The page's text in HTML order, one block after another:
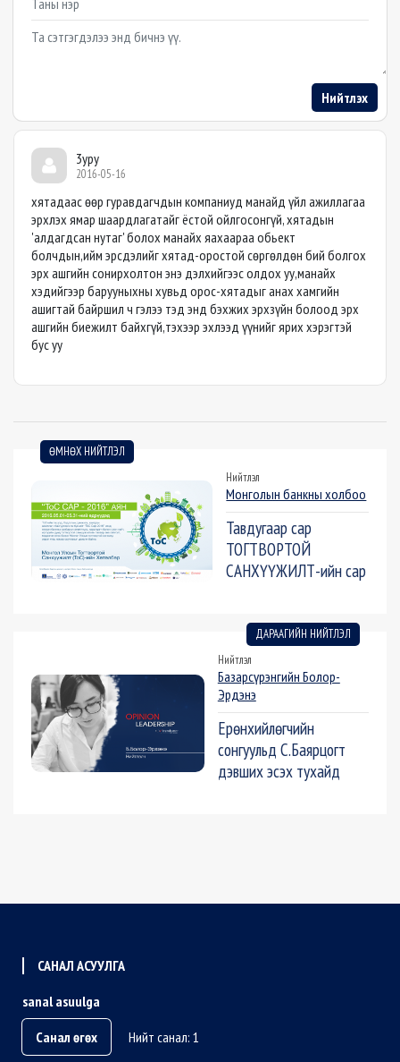
Example textarea
Нийтлэх
3ypy
2016-05-16
хятадаас өөр гуравдагчдын компаниуд манайд үйл ажиллагаа
эрхлэх ямар шаардлагатайг ёстой ойлгосонгүй, хятадын
'алдагдсан нутаг' болох манайх яахаараа обьект
болчдын,ийм эрсдэлийг хятад-оростой сөргөлдөн бий болгох
эрх ашгийн сонирхолтон энэ дэлхийгээс олдох уу,манайх
хэдийгээр барууныхны хувьд орос-хятадыг анах хамгийн
ашигтай байршил ч гэлээ тэд энд бэхжих эрхзүйн болоод эрх
ашгийн биежилт байхгүй,тэхээр эхлээд үүнийг ярих хэрэгтэй
бус уу
ӨМНӨХ НИЙТЛЭЛ
Нийтлэл
Монголын банкны холбоо
Тавдугаар сар
ТОГТВОРТОЙ
САНХҮҮЖИЛТ-ийн сар
ДАРААГИЙН НИЙТЛЭЛ
Нийтлэл
Базарсүрэнгийн Болор-
Эрдэнэ
Ерөнхийлөгчийн
сонгуульд С.Баярцогт
дэвших эсэх тухайд
САНАЛ АСУУЛГА
sanal asuulga
Санал өгөх
Нийт санал: 1